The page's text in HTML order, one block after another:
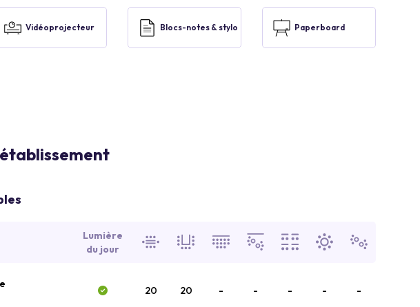
Vidéoprojecteur Blocs-notes & stylo Paperboard
Lumière
du jour
20 20 - - - - -